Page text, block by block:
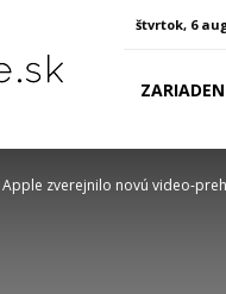
štvrtok, 6
Apple zverejnilo novú video-